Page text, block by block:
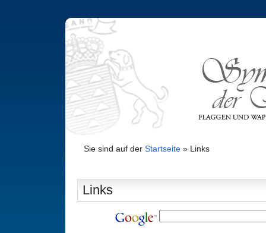
Sie sind auf der Startseite» Links
Links